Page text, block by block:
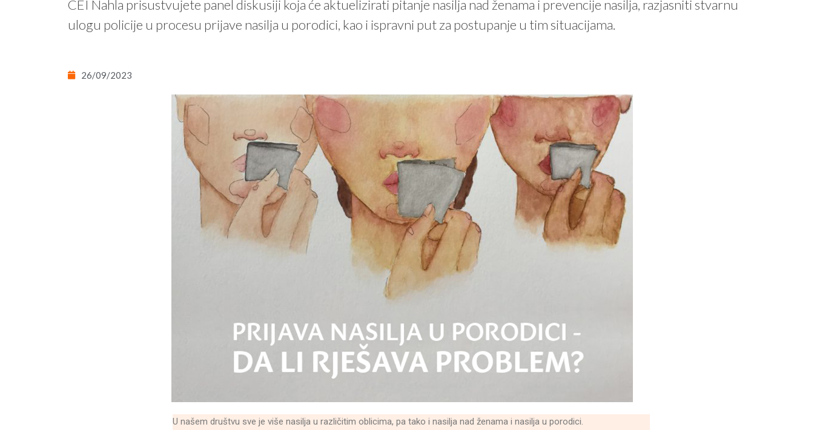
CEI Nahla prisustvujete panel diskusiji koja će aktuelizirati pitanje nasilja nad ženama i prevencije nasilja, razjasniti stvarnu
ulogu policije u procesu prijave nasilja u porodici, kao i ispravni put za postupanje u tim situacijama.
26/09/2023
U našem društvu sve je više nasilja u različitim oblicima, pa tako i nasilja nad ženama i nasilja u porodici.